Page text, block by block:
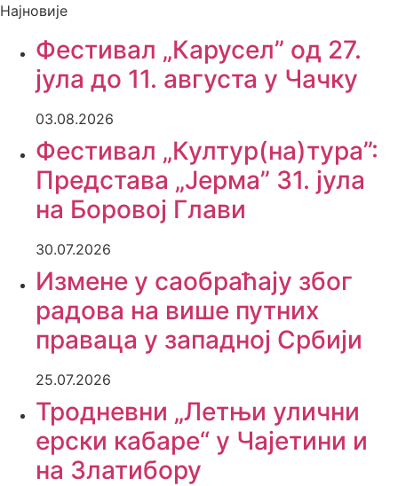
Најновије
Фестивал „Карусел” од 27.
јула до 11. августа у Чачку
03.08.2026
Фестивал „Култур(на)тура”:
Представа „Јерма” 31. јула
на Боровој Глави
30.07.2026
Измене у саобраћају због
радова на више путних
праваца у западној Србији
25.07.2026
Тродневни „Летњи улични
ерски кабаре“ у Чајетини и
на Златибору